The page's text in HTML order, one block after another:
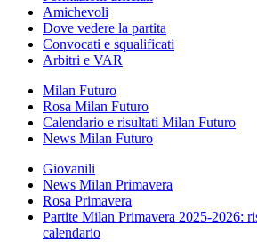
Amichevoli
Dove vedere la partita
Convocati e squalificati
Arbitri e VAR
Milan Futuro
Rosa Milan Futuro
Calendario e risultati Milan Futuro
News Milan Futuro
Giovanili
News Milan Primavera
Rosa Primavera
Partite Milan Primavera 2025-2026:
calendario